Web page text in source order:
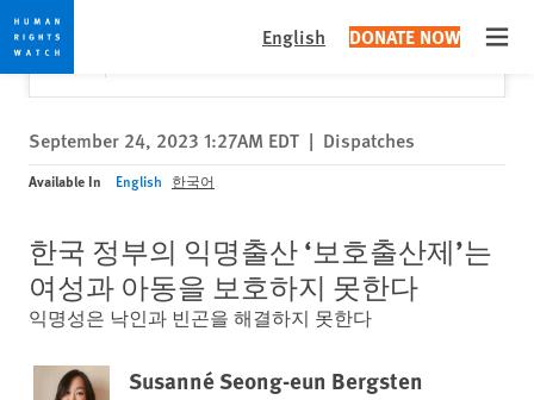
Skip
to
cookie
privacy
notice
Skip
to
main
content
English DONATE NOW
Would you like to read this page in English?
Yes
✕
September 24, 2023 1:27AM EDT | Dispatches
Available In English 한국어
한국 정부의 익명출산 ‘보호출산제’는
여성과 아동을 보호하지 못한다
익명성은 낙인과 빈곤을 해결하지 못한다
Susanné Seong-eun Bergsten